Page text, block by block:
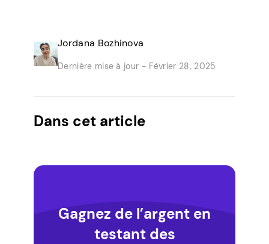
Jordana Bozhinova
Dernière mise à jour - Février 28, 2025
Dans cet article
Gagnez de l’argent en
testant des